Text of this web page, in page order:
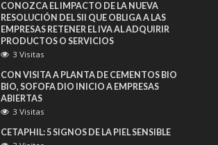
CONOZCA EL IMPACTO DE LA NUEVA
RESOLUCIÓN DEL SII QUE OBLIGA A LAS
EMPRESAS RETENER EL IVA AL ADQUIRIR
PRODUCTOS O SERVICIOS
3 Visitas
CON VISITA A PLANTA DE CEMENTOS BIO
BIO, SOFOFA DIO INICIO A EMPRESAS
ABIERTAS
3 Visitas
CETAPHIL: 5 SIGNOS DE LA PIEL SENSIBLE